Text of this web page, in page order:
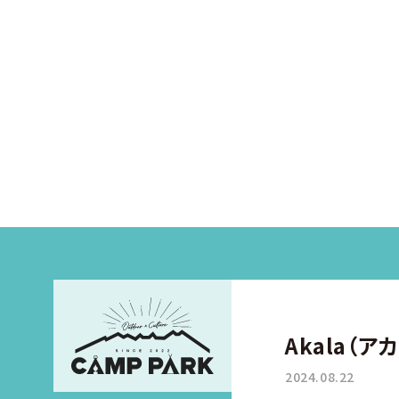
Akala（アカ
2024.08.22